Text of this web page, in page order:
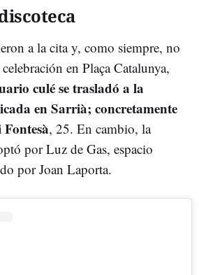
a la cita y, como siempre, no
en Plaça Catalunya,
culé se trasladó a la
en Sarrià; concretamente
, 25. En cambio, la
por Luz de Gas, espacio
por Joan Laporta.